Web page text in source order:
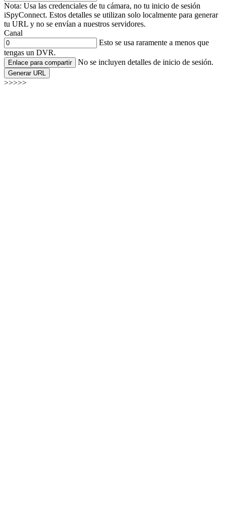
Nota: Usa las credenciales de tu cámara, no tu inicio de sesión
iSpyConnect. Estos detalles se utilizan solo localmente para generar
tu URL y no se envían a nuestros servidores.
Canal
Esto se usa raramente a menos que
tengas un DVR.
Enlace para compartir No se incluyen detalles de inicio de sesión.
Generar URL
>>>>>